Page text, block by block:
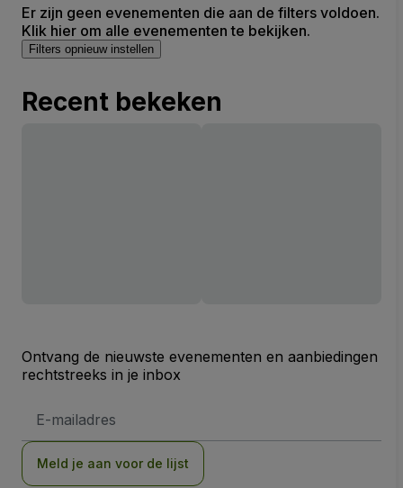
Er zijn geen evenementen die aan de filters voldoen.
Klik hier om alle evenementen te bekijken.
Filters opnieuw instellen
Recent bekeken
Ontvang de nieuwste evenementen en aanbiedingen
rechtstreeks in je inbox
mailadres
Meld je aan voor de lijst